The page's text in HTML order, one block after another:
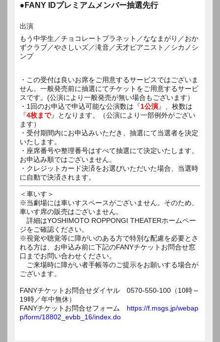
●FANY IDプレミアムメンバー抽選先行
出演
もう中学生／チョコレートプラネット／ななまがり／おか
ずクラブ／やさしいズ／滝音／天才ピアニスト／シカノシ
ンプ
・この受付は良いお席をご用意するサービスではございま
せん。一般発売前に抽選にてチケットをご用意するサービ
スです。(公演により一般発売が無い場合もございます）
・1回のお申込で申込可能な公演数は『1公演』、枚数は
『4枚まで』となります。（公演により一部例外がござい
ます）
・受付期間内にお申込みいただき、抽選にて当選者を決定
いたします。
・座席番号や整理番号はすべて抽選にて決定いたします。
お申込み順ではございません。
・クレジットカード決済をお選びいただいた場合、当選時
に自動で決済されます。
＜車いす＞
※当劇場には車いすスペースがございません。そのため、
車いす席の販売はございません。
詳細はYOSHIMOTO ROPPONGI THEATERホームペー
ジをご確認ください。
※視覚や聴覚等に障がいのある方で特別な配慮を必要とさ
れる方は、お申込み前に下記のFANYチケットお問合せ窓
口までお問い合わせください。
ご来場時に障がい者手帳等のご提示をお願いする場合が
ございます。
FANYチケットお問合せダイヤル 0570-550-100（10時～
19時／年中無休）
FANYチケットお問合せフォーム https://f.msgs.jp/webap
p/form/18802_evbb_16/index.do